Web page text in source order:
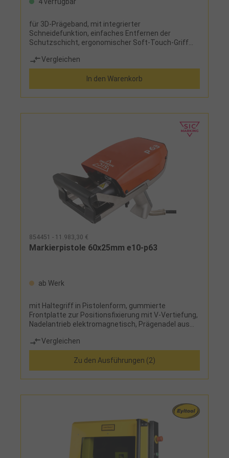
für 3D-Prägeband, mit integrierter
Schneidefunktion, einfaches Entfernen der
Schutzschicht, ergonomischer Soft-Touch-Griff
Vergleichen
In den Warenkorb
854451 - 11.983,30 €
Markierpistole 60x25mm e10-p63
ab Werk
mit Haltegriff in Pistolenform, gummierte
Frontplatte zur Positionsfixierung mit V-Vertiefung,
Nadelantrieb elektromagnetisch, Prägenadel aus
Materialhärte möglich, Höhenausgleich max. 5 mm
(abhängig von der Prägekraft), X-Achse mit
Linearführung und kugelgelagerten Schlitten,
Antrieb über Zahnstange, Y-Achse Schwenkantrieb
über Zahnstange, Schnelleinstellung für
BeleuchtungSteuereinheitFolientastatur,
hochauflösendes Farbdisplay 480 x 272 px, USB-
Schnittstelle, spezieller USB-Treiber wird benötigt
(im Lieferumfang enthalten), RS 232 und RS 422
Schnittstelle (Ethernet und Gateway für Profibus
optional), Signalaustauch über potentialfreie
Kontakte, Start-/StoppeinheitSoftwareSchrifthöhe
Vergleichen
Zu den Ausführungen (2)